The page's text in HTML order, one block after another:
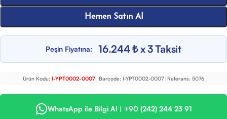
Hemen Satın Al
Peşin Fiyatına: 16.244 ₺ x 3 Taksit
Ürün Kodu: I-YPT0002-0007 | Barcode: I-YPT0002-0007 | Referans: 5076
WhatsApp ile Bilgi Al | +90 (242) 244 23 91